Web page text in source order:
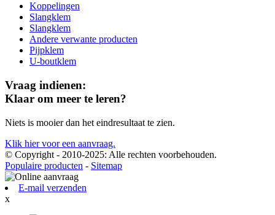
Koppelingen
Slangklem
Slangklem
Andere verwante producten
Pijpklem
U-boutklem
Vraag indienen:
Klaar om meer te leren?
Niets is mooier dan het eindresultaat te zien.
Klik hier voor een aanvraag.
© Copyright - 2010-2025: Alle rechten voorbehouden.
Populaire producten - Sitemap
E-mail verzenden
x